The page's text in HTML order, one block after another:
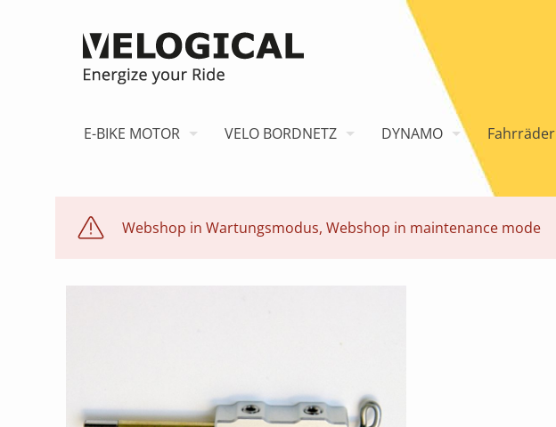
E-BIKE MOTOR VELO BORDNETZ DYNAMO Fahrräder
Webshop in Wartungsmodus, Webshop in maintenance mode